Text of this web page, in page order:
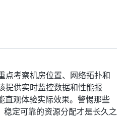
点考察机房位置、网络拓扑和
提供实时监控数据和性能报
直观体验实际效果。警惕那些
定可靠的资源分配才是长久之